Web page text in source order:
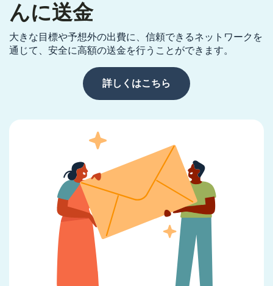
んに送金
大きな目標や予想外の出費に、信頼できるネットワークを
通じて、安全に高額の送金を行うことができます。
詳しくはこちら